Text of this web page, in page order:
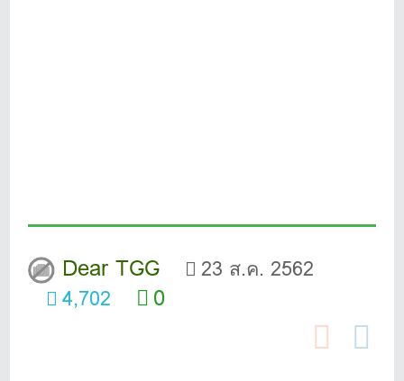
Dear TGG
23 ส.ค. 2562
4,702
0